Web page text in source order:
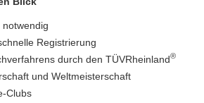
notwendig
Registrierung
durch den TÜVRheinland®
und Weltmeisterschaft
Clubs